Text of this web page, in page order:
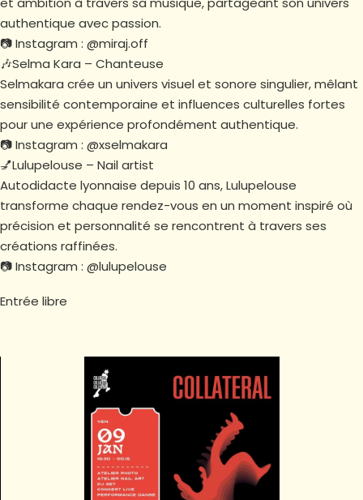
authentique avec passion.
📷 Instagram : @miraj.off
🎶Selma Kara – Chanteuse
Selmakara crée un univers visuel et sonore singulier, mêlant
sensibilité contemporaine et influences culturelles fortes
pour une expérience profondément authentique.
📷 Instagram : @xselmakara
💅Lulupelouse – Nail artist
Autodidacte lyonnaise depuis 10 ans, Lulupelouse
transforme chaque rendez-vous en un moment inspiré où
précision et personnalité se rencontrent à travers ses
créations raffinées.
📷 Instagram : @lulupelouse
Entrée libre